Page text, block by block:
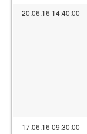
20.06.16 14:40:00
17.06.16 09:30:00